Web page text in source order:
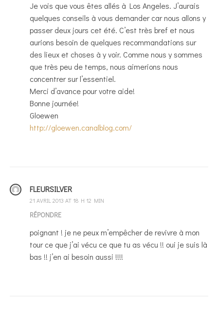
Je vois que vous êtes allés à Los Angeles. J’aurais
quelques conseils à vous demander car nous allons y
passer deux jours cet été. C’est très bref et nous
aurions besoin de quelques recommandations sur
des lieux et choses à y voir. Comme nous y sommes
que très peu de temps, nous aimerions nous
concentrer sur l’essentiel.
Merci d’avance pour votre aide!
Bonne journée!
Gloewen
http://gloewen.canalblog.com/
FLEURSILVER
21 AVRIL 2013 AT 18 H 12 MIN
RÉPONDRE
poignant ! je ne peux m’empêcher de revivre à mon
tour ce que j’ai vécu ce que tu as vécu !! oui je suis là
bas !! j’en ai besoin aussi !!!!